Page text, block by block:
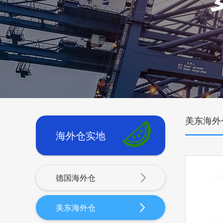
海外仓实地
德国海外仓
美东海外仓
美东海